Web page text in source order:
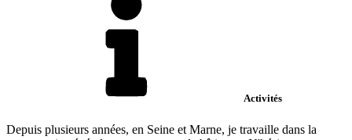
Activités
Depuis plusieurs années, en Seine et Marne, je travaille dans la